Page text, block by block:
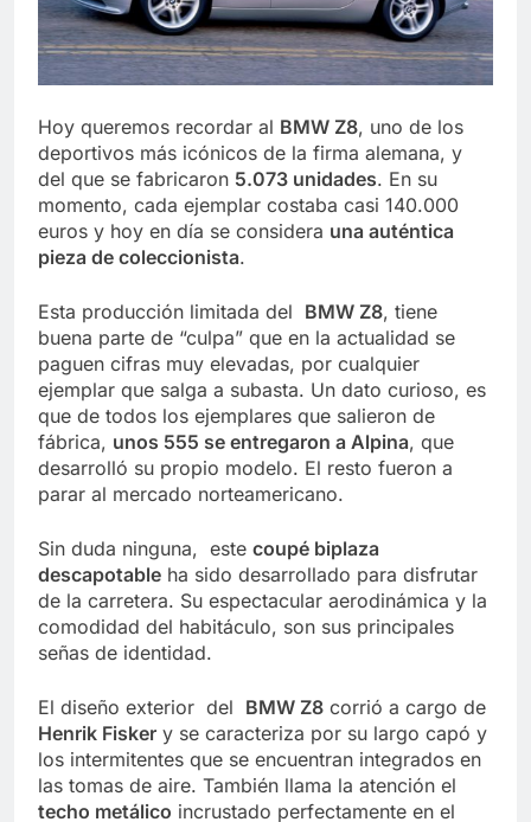
Hoy queremos recordar al BMW Z8, uno de los
deportivos más icónicos de la firma alemana, y
del que se fabricaron 5.073 unidades. En su
momento, cada ejemplar costaba casi 140.000
euros y hoy en día se considera una auténtica
pieza de coleccionista.
Esta producción limitada del BMW Z8, tiene
buena parte de “culpa” que en la actualidad se
paguen cifras muy elevadas, por cualquier
ejemplar que salga a subasta. Un dato curioso, es
que de todos los ejemplares que salieron de
fábrica, unos 555 se entregaron a Alpina, que
desarrolló su propio modelo. El resto fueron a
parar al mercado norteamericano.
Sin duda ninguna, este coupé biplaza
descapotable ha sido desarrollado para disfrutar
de la carretera. Su espectacular aerodinámica y la
comodidad del habitáculo, son sus principales
señas de identidad.
El diseño exterior del BMW Z8 corrió a cargo de
Henrik Fisker y se caracteriza por su largo capó y
los intermitentes que se encuentran integrados en
las tomas de aire. También llama la atención el
techo metálico incrustado perfectamente en el